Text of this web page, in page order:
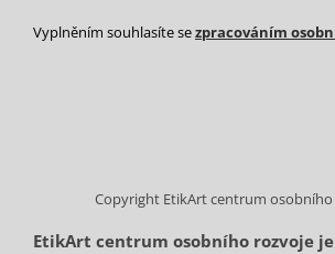
Vyplněním souhlasíte sezpracováním
Copyright EtikArt centrum
EtikArt centrum osobního rozvoje